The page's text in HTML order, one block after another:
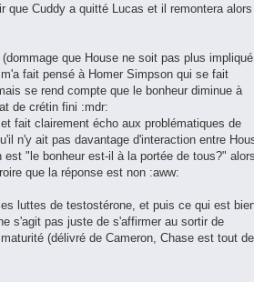
que Cuddy a quitté Lucas et il remontera alors
que House ne soit pas plus impliqué,
fait pensé à Homer Simpson qui se fait
se rend compte que le bonheur diminue à
de crétin fini :mdr:
fait clairement écho aux problématiques de
n'y ait pas davantage d'interaction entre
"le bonheur est-il à la portée de tous?" alors
que la réponse est non :aww:
luttes de testostérone, et puis ce qui est
s'agit pas juste de s'affirmer au sortir de
(délivré de Cameron, Chase est tout de